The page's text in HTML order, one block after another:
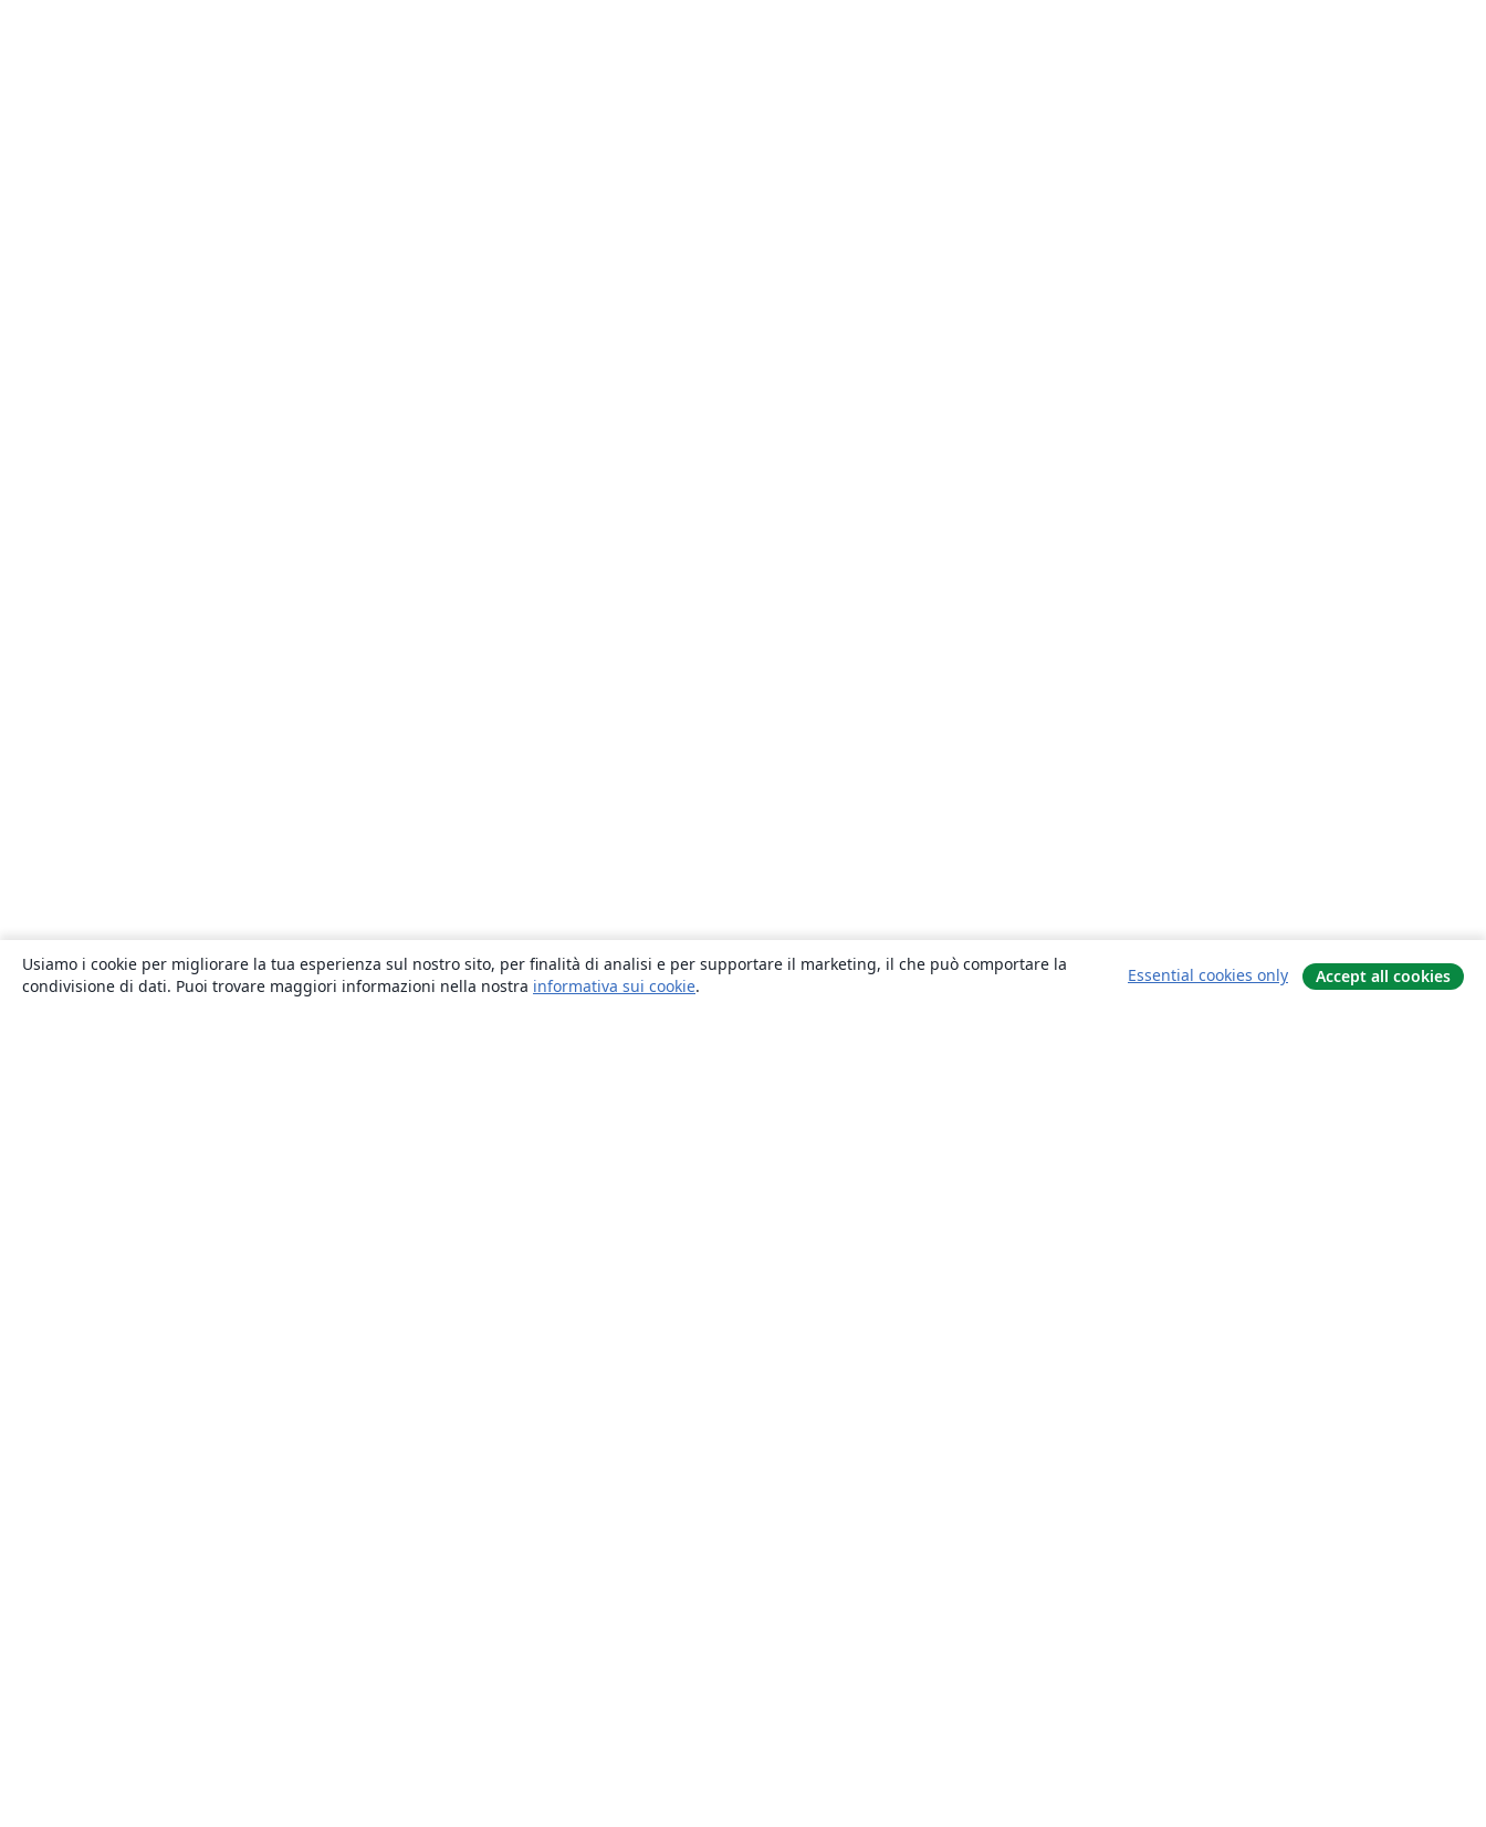
Usiamo i cookie per migliorare la tua esperienza sul nostro sito, per finalità di analisi e per supportare il marketing, il che può comportare la
condivisione di dati. Puoi trovare maggiori informazioni nella nostra informativa sui cookie.
Essential cookies only Accept all cookies